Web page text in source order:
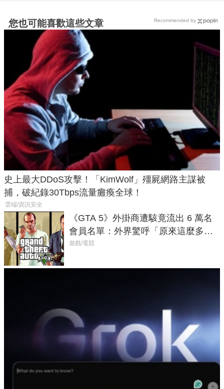
您也可能喜歡這些文章
史上最大DDoS攻擊！「KimWolf」殭屍網路主謀被
捕，破紀錄30Tbps流量癱瘓全球！
雲端/資訊安全
《GTA 5》外掛商遭駭竟流出 6 萬名
會員名單：外界驚呼「原來這麼多人
在開掛！」
遊戲/電競
Recommended by